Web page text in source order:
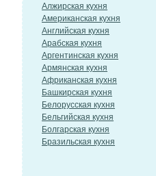
Алжирская кухня
Американская кухня
Английская кухня
Арабская кухня
Аргентинская кухня
Армянская кухня
Африканская кухня
Башкирская кухня
Белорусская кухня
Бельгийская кухня
Болгарская кухня
Бразильская кухня